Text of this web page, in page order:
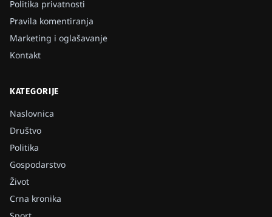
Politika privatnosti
Pravila komentiranja
Marketing i oglašavanje
Kontakt
KATEGORIJE
Naslovnica
Društvo
Politika
Gospodarstvo
Život
Crna kronika